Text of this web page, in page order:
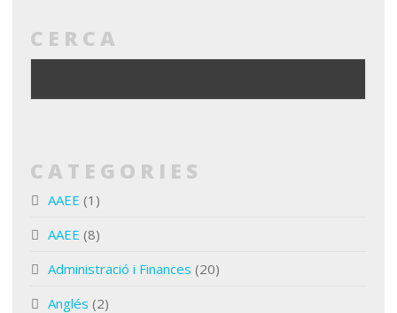
CERCA
CATEGORIES
AAEE (1)
AAEE (8)
Administració i Finances (20)
Anglés (2)